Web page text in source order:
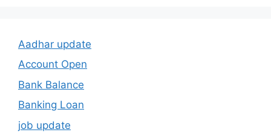
Aadhar update
Account Open
Bank Balance
Banking Loan
job update